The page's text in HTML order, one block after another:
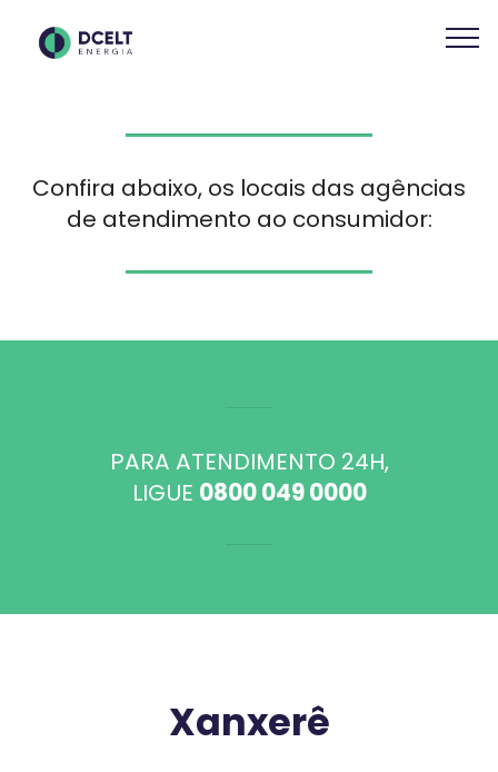
Confira abaixo, os locais das agências
de atendimento ao consumidor:
PARA ATENDIMENTO 24H,
LIGUE 0800 049 0000
Xanxerê